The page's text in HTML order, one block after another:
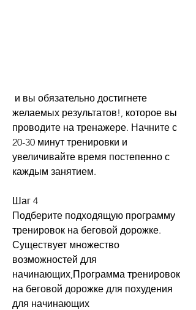
желаемых результатов!, которое вы
проводите на тренажере. Начните с
20-30 минут тренировки и
увеличивайте время постепенно с
каждым занятием.
Шаг 4
Подберите подходящую программу
тренировок на беговой дорожке.
Существует множество
возможностей для
начинающих,Программа тренировок
на беговой дорожке для похудения
для начинающих